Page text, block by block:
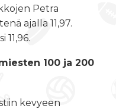
Petra
ajalla 11,97.
100 ja 200
kevyeen